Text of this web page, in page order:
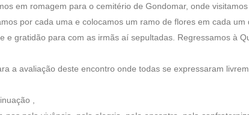
em romagem para o cemitério de Gondomar, onde
por cada uma e colocamos um ramo de flores em cada
e gratidão para com as irmãs aí sepultadas. Regressamos à
a avaliação deste encontro onde todas se expressaram
,